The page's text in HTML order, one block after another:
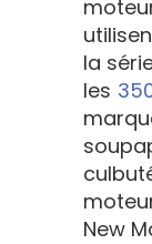
la
les
New